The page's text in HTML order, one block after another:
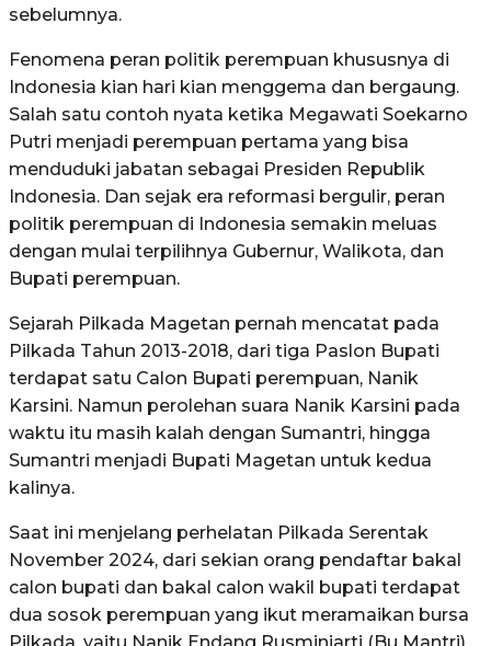
sebelumnya.
Fenomena peran politik perempuan khususnya di
Indonesia kian hari kian menggema dan bergaung.
Salah satu contoh nyata ketika Megawati Soekarno
Putri menjadi perempuan pertama yang bisa
menduduki jabatan sebagai Presiden Republik
Indonesia. Dan sejak era reformasi bergulir, peran
politik perempuan di Indonesia semakin meluas
dengan mulai terpilihnya Gubernur, Walikota, dan
Bupati perempuan.
Sejarah Pilkada Magetan pernah mencatat pada
Pilkada Tahun 2013-2018, dari tiga Paslon Bupati
terdapat satu Calon Bupati perempuan, Nanik
Karsini. Namun perolehan suara Nanik Karsini pada
waktu itu masih kalah dengan Sumantri, hingga
Sumantri menjadi Bupati Magetan untuk kedua
kalinya.
Saat ini menjelang perhelatan Pilkada Serentak
November 2024, dari sekian orang pendaftar bakal
calon bupati dan bakal calon wakil bupati terdapat
dua sosok perempuan yang ikut meramaikan bursa